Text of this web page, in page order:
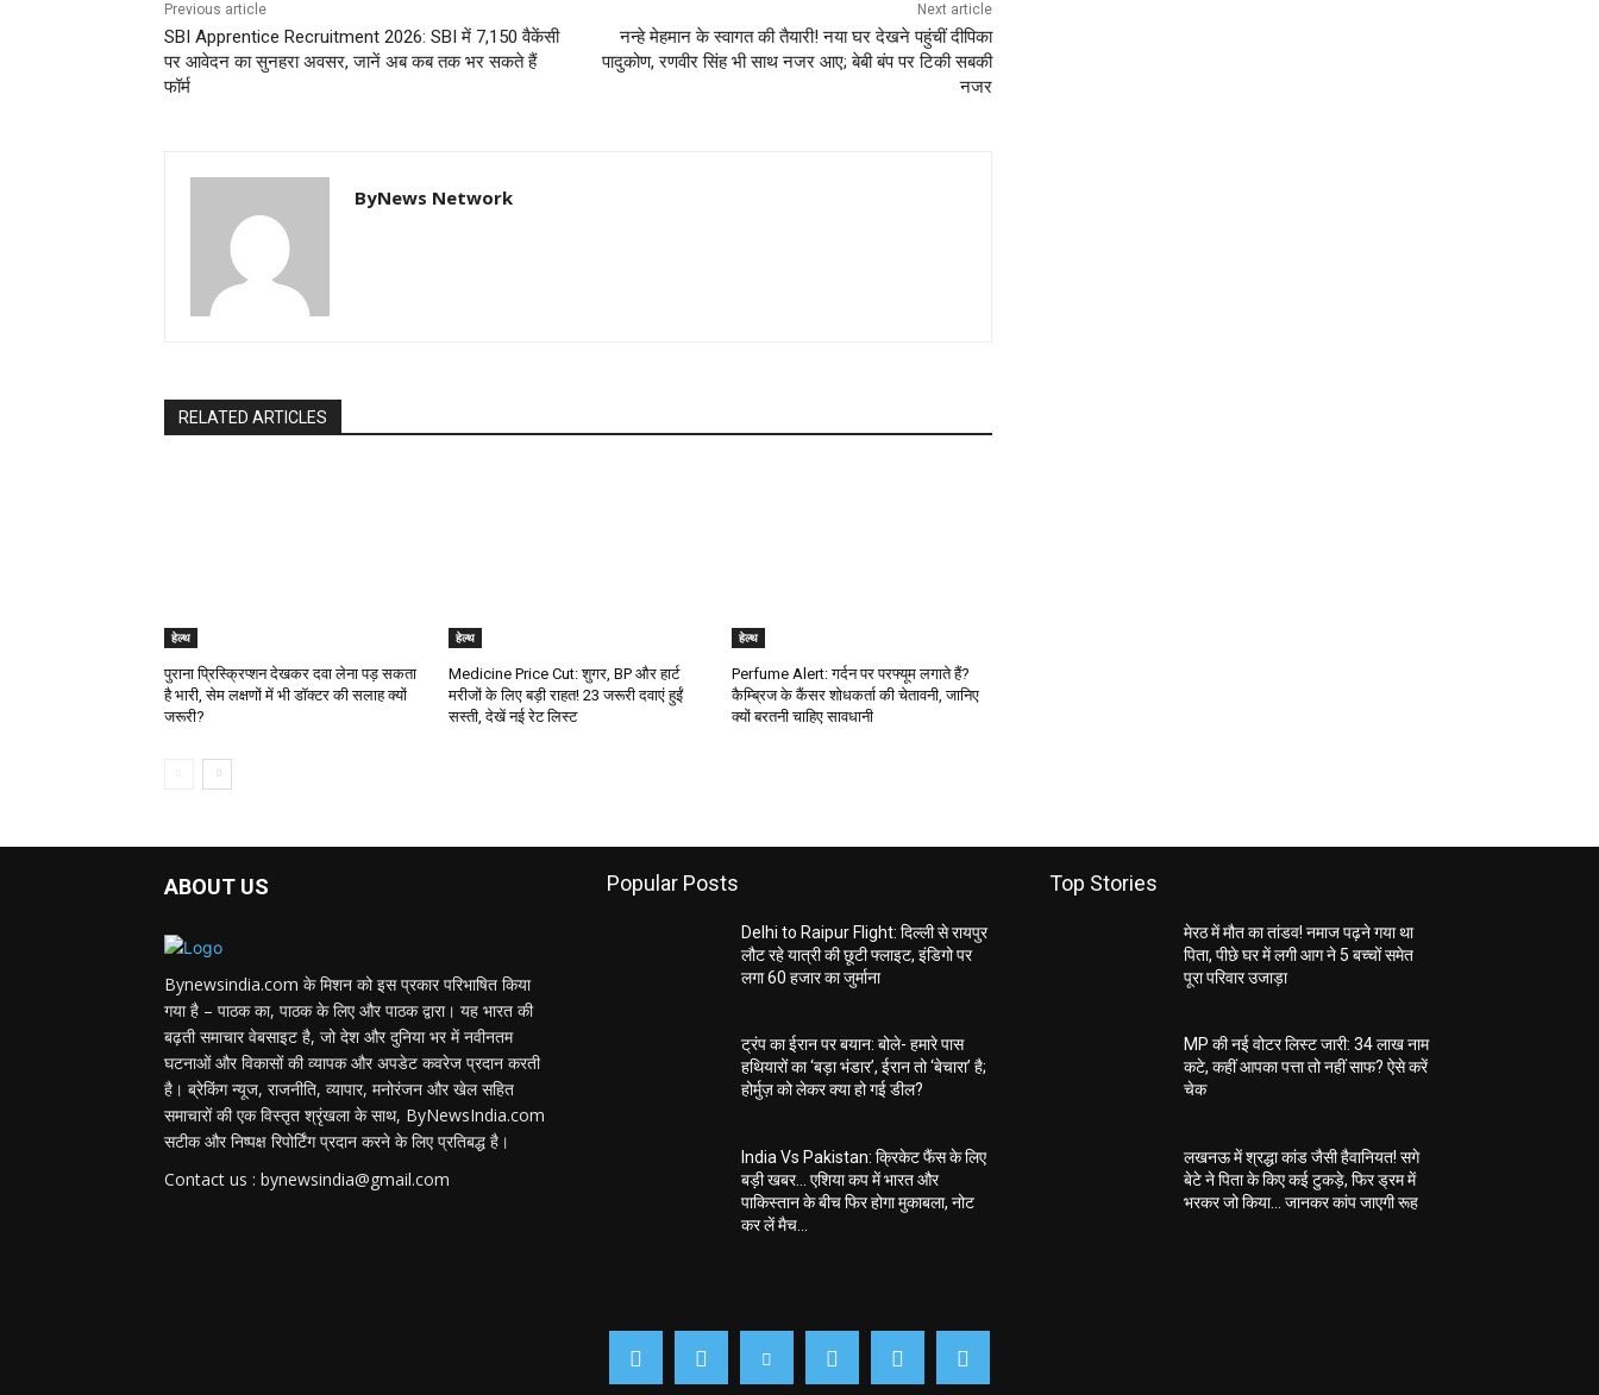
Previous article
SBI Apprentice Recruitment 2026: SBI में 7,150 वैकेंसी
पर आवेदन का सुनहरा अवसर, जानें अब कब तक भर सकते हैं
फॉर्म
Next article
नन्हे मेहमान के स्वागत की तैयारी! नया घर देखने पहुंचीं दीपिका
पादुकोण, रणवीर सिंह भी साथ नजर आए; बेबी बंप पर टिकी सबकी
नजर
ByNews Network
RELATED ARTICLES
हेल्थ
पुराना प्रिस्क्रिप्शन देखकर दवा लेना पड़ सकता
है भारी, सेम लक्षणों में भी डॉक्टर की सलाह क्यों
जरूरी?
हेल्थ
Medicine Price Cut: शुगर, BP और हार्ट
मरीजों के लिए बड़ी राहत! 23 जरूरी दवाएं हुईं
सस्ती, देखें नई रेट लिस्ट
हेल्थ
Perfume Alert: गर्दन पर परफ्यूम लगाते हैं?
कैम्ब्रिज के कैंसर शोधकर्ता की चेतावनी, जानिए
क्यों बरतनी चाहिए सावधानी
ABOUT US
Bynewsindia.com के मिशन को इस प्रकार परिभाषित किया
गया है – पाठक का, पाठक के लिए और पाठक द्वारा। यह भारत की
बढ़ती समाचार वेबसाइट है, जो देश और दुनिया भर में नवीनतम
घटनाओं और विकासों की व्यापक और अपडेट कवरेज प्रदान करती
है। ब्रेकिंग न्यूज, राजनीति, व्यापार, मनोरंजन और खेल सहित
समाचारों की एक विस्तृत श्रृंखला के साथ, ByNewsIndia.com
सटीक और निष्पक्ष रिपोर्टिंग प्रदान करने के लिए प्रतिबद्ध है।
Contact us : bynewsindia@gmail.com
Popular Posts
Delhi to Raipur Flight: दिल्ली से रायपुर
लौट रहे यात्री की छूटी फ्लाइट, इंडिगो पर
लगा 60 हजार का जुर्माना
ट्रंप का ईरान पर बयान: बोले- हमारे पास
हथियारों का ‘बड़ा भंडार’, ईरान तो ‘बेचारा’ है;
होर्मुज़ को लेकर क्या हो गई डील?
India Vs Pakistan: क्रिकेट फैंस के लिए
बड़ी खबर… एशिया कप में भारत और
पाकिस्तान के बीच फिर होगा मुकाबला, नोट
कर लें मैच...
Top Stories
मेरठ में मौत का तांडव! नमाज पढ़ने गया था
पिता, पीछे घर में लगी आग ने 5 बच्चों समेत
पूरा परिवार उजाड़ा
MP की नई वोटर लिस्ट जारी: 34 लाख नाम
कटे, कहीं आपका पत्ता तो नहीं साफ? ऐसे करें
चेक
लखनऊ में श्रद्धा कांड जैसी हैवानियत! सगे
बेटे ने पिता के किए कई टुकड़े, फिर ड्रम में
भरकर जो किया… जानकर कांप जाएगी रूह